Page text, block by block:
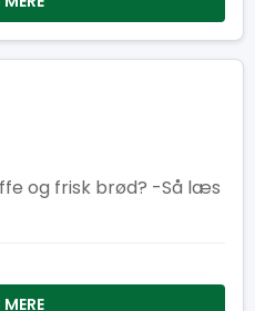
frisk brød? -Så læs